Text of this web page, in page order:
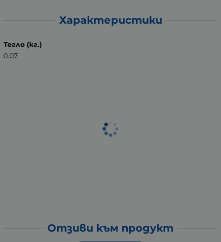
Характеристики
Тегло (кг.)
0.07
Отзиви към продукт